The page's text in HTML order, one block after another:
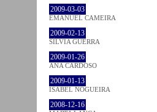
2009-03-03
EMANUEL CAMEIRA
2009-02-13
SÍLVIA GUERRA
2009-01-26
ANA CARDOSO
2009-01-13
ISABEL NOGUEIRA
2008-12-16